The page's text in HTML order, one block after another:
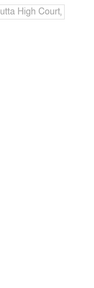
High Court,